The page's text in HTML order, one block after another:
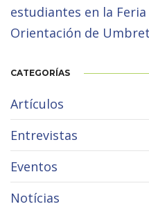
estudiantes en la
Orientación de
CATEGORÍAS
Artículos
Entrevistas
Eventos
Notícias